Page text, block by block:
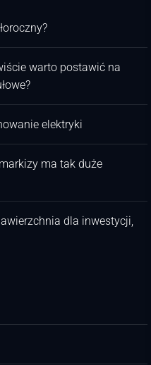
warto postawić na
elektryki
ma tak duże
dla inwestycji,